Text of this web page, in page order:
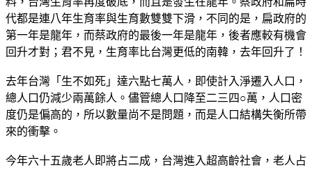
代都是連八年生育率與生育數雙雙下滑，不同的是，扁政府的
第一年是龍年，而蔡政府的最後一年是龍年，後者應較有機會
回升才對；君不見，生育率比台灣更低的南韓，去年回升了！
去年台灣「生不如死」達六點七萬人，即使計入淨遷入人口，
總人口仍減少兩萬餘人。儘管總人口降至二三四○萬，人口密
度仍是偏高的，所以數量尚不是問題，而是人口結構失衡所帶
來的衝擊。
今年六十五歲老人即將占二成，台灣進入超高齡社會，老人占